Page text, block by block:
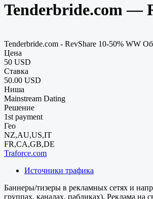
Tenderbride.com —
Tenderbride.com - RevShare 10-50% WW
Цена
50 USD
Ставка
50.00 USD
Ниша
Mainstream Dating
Решение
1st payment
Гео
NZ,AU,US,IT
FR,CA,GB,DE
Traforce.com
Источники трафика
Баннеры/тизеры в рекламных сетях и
группах, каналах, пабликах), Реклама на